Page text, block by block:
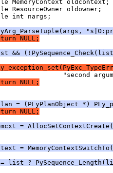
MemoryContext oldcontext;
ResourceOwner oldowner;
int nargs;
NULL;
&&
"second
NULL;
= (PLyPlanObject *)
NULL;
=
=
list ?